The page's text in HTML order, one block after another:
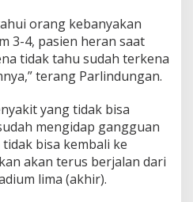
orang kebanyakan
3-4, pasien heran saat
tidak tahu sudah terkena
terang Parlindungan.
yang tidak bisa
mengidap gangguan
bisa kembali ke
akan terus berjalan dari
lima (akhir).